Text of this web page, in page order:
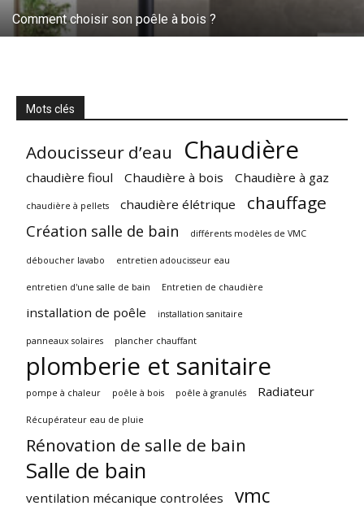
Comment choisir son poêle à bois ?
Mots clés
Adoucisseur d’eau Chaudière
chaudière fioul Chaudière à bois Chaudière à gaz
chaudière à pellets chaudière élétrique chauffage
Création salle de bain différents modèles de VMC
déboucher lavabo entretien adoucisseur eau
entretien d'une salle de bain Entretien de chaudière
installation de poêle installation sanitaire
panneaux solaires plancher chauffant
plomberie et sanitaire
pompe à chaleur poêle à bois poêle à granulés Radiateur
Récupérateur eau de pluie
Rénovation de salle de bain
Salle de bain
ventilation mécanique controlées vmc